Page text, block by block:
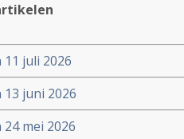
juli 2026
juni 2026
mei 2026